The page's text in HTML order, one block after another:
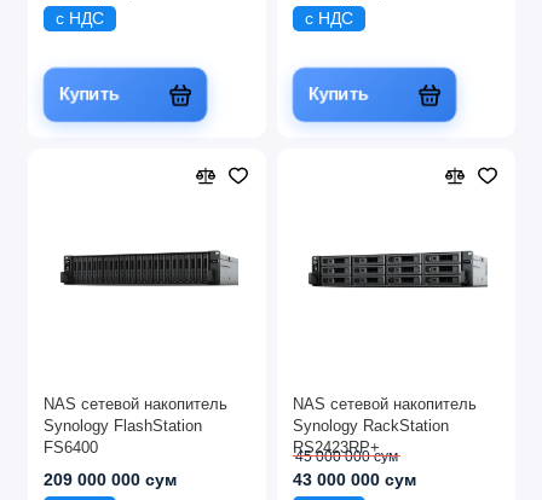
с НДС
Купить
с НДС
Купить
NAS сетевой накопитель
Synology FlashStation
FS6400
209 000 000 сум
NAS сетевой накопитель
Synology RackStation
RS2423RP+
43 000 000 сум
45 000 000 сум